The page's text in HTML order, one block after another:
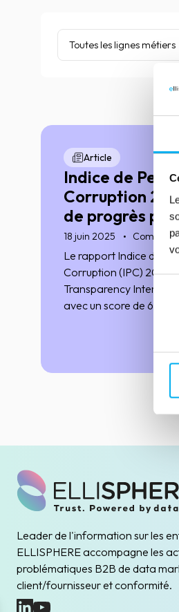
Toutes les lignes métiers
Article
Indice de
Corruption
de progrès
18 juin 2025
Le rapport Indice de
Corruption (IPC) 2024,
Transparency
avec un score de 67/
relativement stable
rapport appelle la
matière de lutte
dessinant plusieurs
Leader de l'information sur les
ELLISPHERE accompagne les
problématiques B2B de data
client/fournisseur et conformité.
(nouvelle fenêtre)
(nouvelle fenêtre)